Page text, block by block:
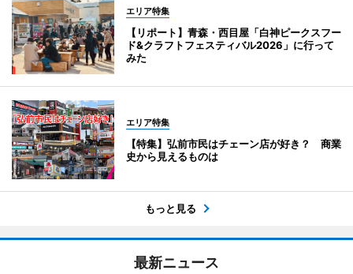
エリア特集
【リポート】青森・西目屋「白神ピークスフー
ド&クラフトフェスティバル2026」に行って
みた
エリア特集
【特集】弘前市民はチェーン店が好き？ 商業
史から見えるものは
もっと見る
最新ニュース